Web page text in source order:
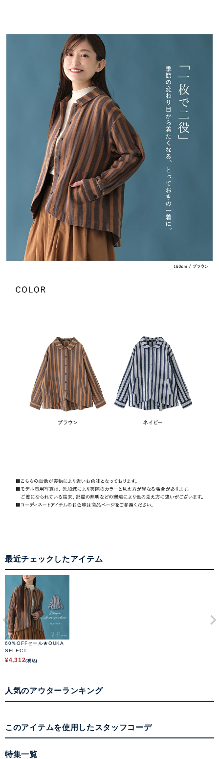
最近チェックしたアイテム
60％OFFセール★OUKA
SELECT
ヘリンボンストライプJk
¥4,312(税込)
人気のアウターランキング
このアイテムを使用したスタッフコーデ
特集一覧